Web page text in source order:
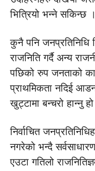
भित्रियो भन्ने सकिन्छ ।
कुनै पनि जनप्रतिनिधि
राजनिति गर्दै अन्य
पछिको रुप जनताको
प्राथमिकता नदिई
खुट्टामा बन्चरो हान्नु
निर्वाचित
नगरेको भन्दै
एउटा गतिलो